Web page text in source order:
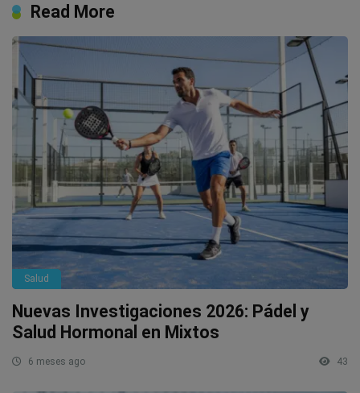
Read More
Salud
Nuevas Investigaciones 2026: Pádel y
Salud Hormonal en Mixtos
6 meses ago 43